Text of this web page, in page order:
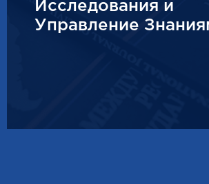
Исследования и
Управление